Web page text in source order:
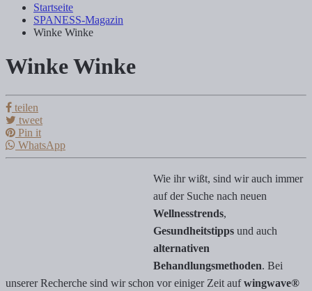
Startseite
SPANESS-Magazin
Winke Winke
Tanja Klindworth
Winke Winke
teilen
tweet
Pin it
WhatsApp
Wie ihr wißt, sind wir auch immer
auf der Suche nach neuen
Wellnesstrends,
Gesundheitstipps und auch
alternativen
Behandlungsmethoden. Bei
unserer Recherche sind wir schon vor einiger Zeit aufwingwave®